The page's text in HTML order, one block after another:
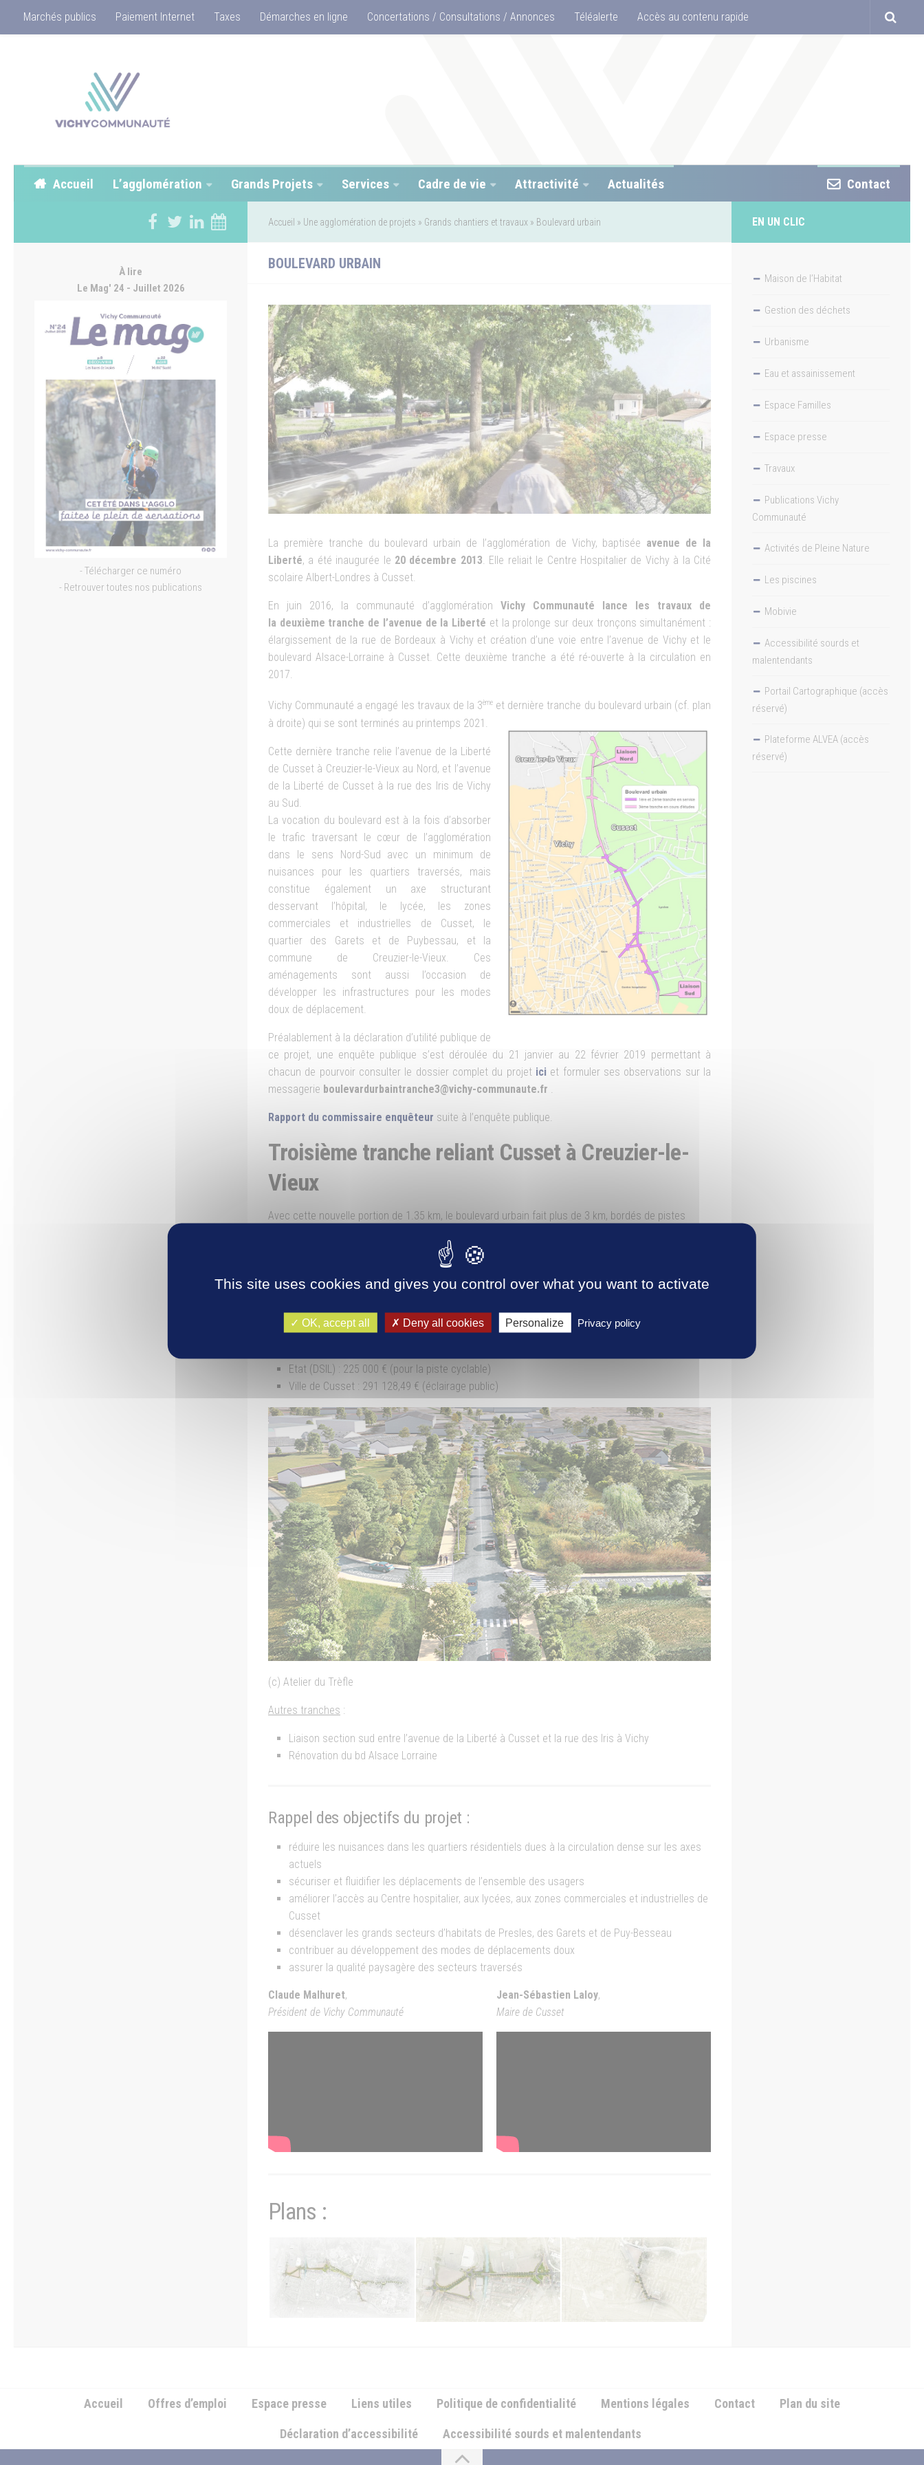
Marchés publics Paiement Internet Taxes Démarches en ligne Concertations / Consultations / Annonces Téléalerte Accès au contenu rapide
Accueil L’agglomération Grands Projets Services Cadre de vie Attractivité Actualités Contact
Accueil » Une agglomération de projets » Grands chantiers et travaux » Boulevard urbain
BOULEVARD URBAIN
La première tranche du boulevard urbain de l’agglomération de Vichy, baptisée avenue de la
Liberté, a été inaugurée le 20 décembre 2013. Elle reliait le Centre Hospitalier de Vichy à la Cité
scolaire Albert-Londres à Cusset.
En juin 2016, la communauté d’agglomération Vichy Communauté lance les travaux de
la deuxième tranche de l’avenue de l a Liberté et la prolonge sur deux tronçons simultanément :
élargissement de la rue de Bordeaux à Vichy et création d’une voie entre l’avenue de Vichy et le
boulevard Alsace-Lorraine à Cusset. Cette deuxième tranche a été ré-ouverte à la circulation en
2017.
Vichy Communauté a engagé les travaux de la 3ème et dernière tranche du boulevard urbain (cf. plan
à droite) qui se sont terminés au printemps 2021.
Cette dernière tranche relie l’avenue de la Liberté
de Cusset à Creuzier-le-Vieux au Nord, et l’avenue
de la Liberté de Cusset à la rue des Iris de Vichy
au Sud.
La vocation du boulevard est à la fois d’absorber
le trafic traversant le cœur de l’agglomération
dans le sens Nord-Sud avec un minimum de
nuisances pour les quartiers traversés, mais
constitue également un axe structurant
desservant l’hôpital, le lycée, les zones
commerciales et industrielles de Cusset, le
quartier des Garets et de Puybessau, et la
commune de Creuzier-le-Vieux. Ces
aménagements sont aussi l’occasion de
développer les infrastructures pour les modes
doux de déplacement.
Préalablement à la déclaration d’utilité publique de
ce projet, une enquête publique s’est déroulée du 21 janvier au 22 février 2019 permettant à
chacun de pourvoir consulter le dossier complet du projet ici et formuler ses observations sur la
messagerie boulevardurbaintranche3@vichy-communaute.fr
Rapport du commissaire enquêteur suite à l’enquête publique.
Troisième tranche reliant Cusset à Creuzier-le-
Vieux
Avec cette nouvelle portion de 1.35 km, le boulevard urbain fait plus de 3 km, bordés de pistes
Deux nouveaux giratoires sont aménagés, rue de Romainville et route de Charmeil sur cette liaison
ouverte à la circulation depuis le 1er avril 2021.
Financement :
Etat (DSIL) : 225 000 € (pour la piste cyclable)
Ville de Cusset : 291 128,49 € (éclairage public)
(c) Atelier du Trèfle
Autres tranches :
Liaison section sud entre l’avenue de la Liberté à Cusset et la rue des Iris à Vichy
Rénovation du bd Alsace Lorraine
Rappel des objectifs du projet :
réduire les nuisances dans les quartiers résidentiels dues à la circulation dense sur les axes
actuels
sécuriser et fluidifier les déplacements de l’ensemble des usagers
améliorer l’accès au Centre hospitalier, aux lycées, aux zones commerciales et industrielles de
Cusset
désenclaver les grands secteurs d’habitats de Presles, des Garets et de Puy-Besseau
contribuer au développement des modes de déplacements doux
assurer la qualité paysagère des secteurs traversés
Claude Malhuret,
Président de Vichy Communauté
Jean-Sébastien Laloy,
Maire de Cusset
Plans :
À lire
Le Mag' 24 - Juillet 2026
- Télécharger ce numéro
- Retrouver toutes nos publications
EN UN CLIC
Maison de l’Habitat
Gestion des déchets
Urbanisme
Eau et assainissement
Espace Familles
Espace presse
Travaux
Publications Vichy
Communauté
Activités de Pleine Nature
Les piscines
Mobivie
Accessibilité sourds et
malentendants
Portail Cartographique (accès
réservé)
Plateforme ALVEA (accès
réservé)
Accueil Offres d’emploi Espace presse Liens utiles Politique de confidentialité Mentions légales Contact Plan du site
Déclaration d’accessibilité Accessibilité sourds et malentendants
This site uses cookies and gives you control over what you want to activate
OK, accept all Deny all cookies Personalize Privacy policy